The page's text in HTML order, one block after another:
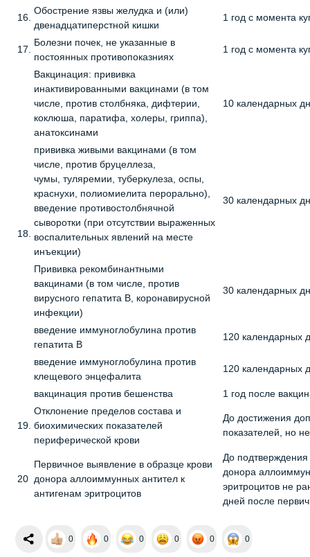
16.
Обострение язвы желудка и (или)
двенадцатиперстной кишки
1 год с момента
17.
Болезни почек, не указанные в
постоянных противопоказниях
1 год с момента
18.
Вакцинация: прививка
инактивированными вакцинами (в том
числе, против столбняка, дифтерии,
коклюша, паратифа, холеры, гриппа),
анатоксинами
10 календарных
прививка живыми вакцинами (в том
числе, против бруцеллеза,
чумы, туляремии, туберкулеза, оспы,
краснухи, полиомиелита перорально),
введение противостолбнячной
сыворотки (при отсутствии выраженных
воспалительных явлений на месте
инъекции)
30 календарных
Прививка рекомбинантными
вакцинами (в том числе, против
вирусного гепатита B, коронавирусной
инфекции)
30 календарных
введение иммуноглобулина против
гепатита B
120 календарных
введение иммуноглобулина против
клещевого энцефалита
120 календарных
вакцинация против бешенства 1 год после
19.
Отклонение пределов состава и
биохимических показателей
периферической крови
До достижения
показателей, но
20
Первичное выявление в образце крови
донора аллоиммунных антител к
антигенам эритроцитов
До подтверждения
донора
эритроцитов не
дней после
0 0 0 0 0 0